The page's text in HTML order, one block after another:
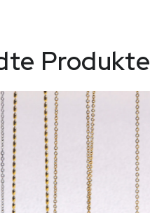
Produkte